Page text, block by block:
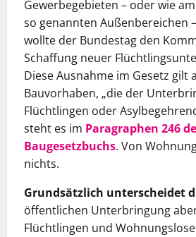
Gewerbegebieten – oder wie
so genannten Außenbereichen
wollte der Bundestag den
Schaffung neuer
Diese Ausnahme im Gesetz gilt
Bauvorhaben, „die der
Flüchtlingen oder
steht es im Paragraphen 246
Baugesetzbuchs. Von
nichts.
Grundsätzlich unterscheidet
öffentlichen Unterbringung
Flüchtlingen und